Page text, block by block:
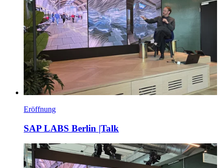
Eröffnung
SAP LABS Berlin |Talk